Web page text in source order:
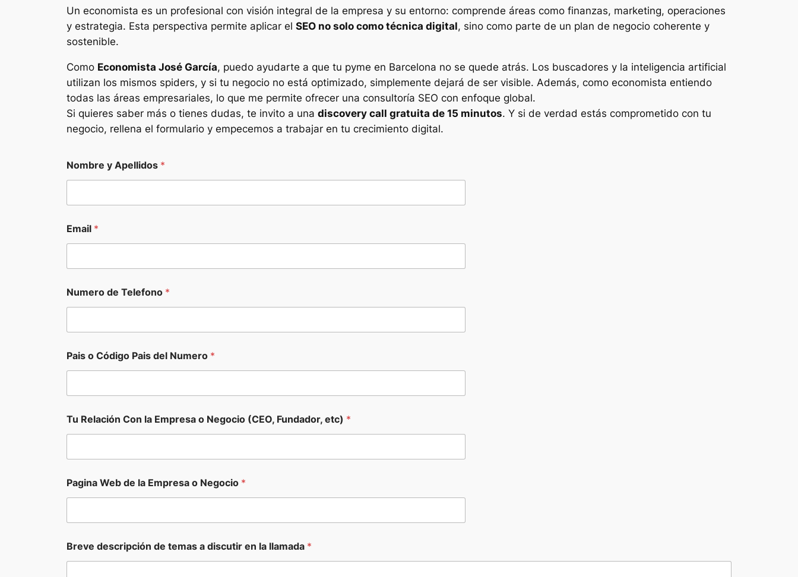
Un economista es un profesional con visión integral de la empresa y su entorno: comprende áreas como finanzas, marketing, operaciones
y estrategia. Esta perspectiva permite aplicar el SEO no solo como técnica digital, sino como parte de un plan de negocio coherente y
sostenible.
Como Economista José García, puedo ayudarte a que tu pyme en Barcelona no se quede atrás. Los buscadores y la inteligencia artificial
utilizan los mismos spiders, y si tu negocio no está optimizado, simplemente dejará de ser visible. Además, como economista entiendo
todas las áreas empresariales, lo que me permite ofrecer una consultoría SEO con enfoque global.
Si quieres saber más o tienes dudas, te invito a una discovery call gratuita de 15 minutos. Y si de verdad estás comprometido con tu
negocio, rellena el formulario y empecemos a trabajar en tu crecimiento digital.
Nombre y Apellidos *
a
o
Email *
Numero de Telefono *
Pais o Código Pais del Numero *
Tu Relación Con la Empresa o Negocio (CEO, Fundador, etc) *
Pagina Web de la Empresa o Negocio *
Breve descripción de temas a discutir en la llamada *